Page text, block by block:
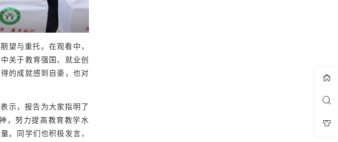
望与重托。在观看中，
关于教育强国、就业创
的成就感到自豪，也对
示，报告为大家指明了
，努力提高教育教学水
。同学们也积极发言，